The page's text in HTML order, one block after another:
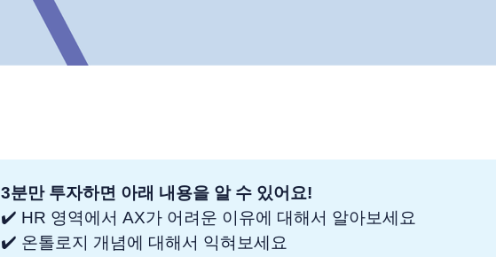
3분만 투자하면 아래 내용을 알 수 있어요!
✔️ HR 영역에서 AX가 어려운 이유에 대해서 알아보세요
✔️ 온톨로지 개념에 대해서 익혀보세요